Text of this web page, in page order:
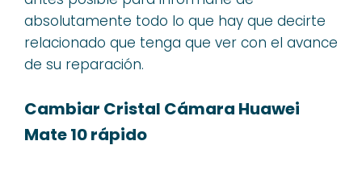
absolutamente todo lo que hay que decirte
relacionado que tenga que ver con el avance
de su reparación.
Cambiar Cristal Cámara Huawei
Mate 10 rápido